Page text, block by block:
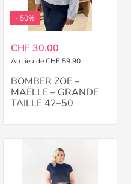
- 50%
CHF 30.00
Au lieu de CHF 59.90
BOMBER ZOE –
MAËLLE – GRANDE
TAILLE 42–50